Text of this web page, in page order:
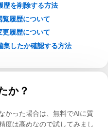
歴を削除する方法
履歴について
履歴について
集したか確認する方法
か？
かった場合は、無料でAIに質
度は高めなので試してみまし